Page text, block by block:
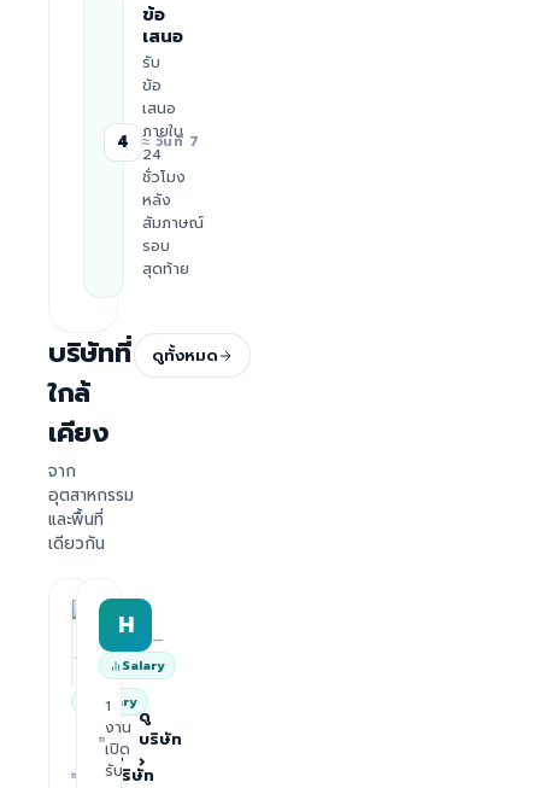
4
ข้อ
เสนอ
รับ
ข้อ
เสนอ
ภายใน
24
ชั่วโมง
หลัง
สัมภาษณ์
รอบ
สุดท้าย
≈ วันที่ 7
บริษัทที่
ใกล้
เคียง
จาก
อุตสาหกรรม
และพื้นที่
เดียวกัน
ดูทั้งหมด
AiROVA AI Consultant
—
Salary
ดู
บริษัท
H —
Salary
1
งาน
เปิด
รับ
ดู
บริษัท
›